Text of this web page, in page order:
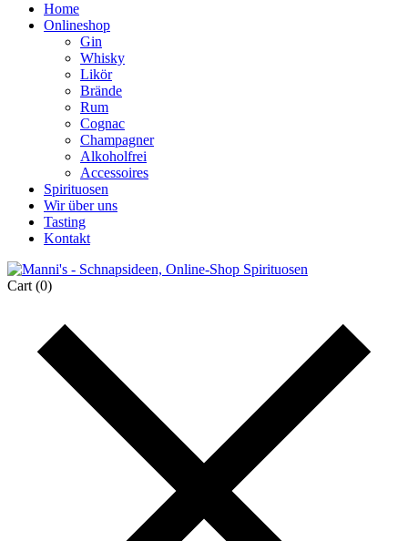
Home
Onlineshop
Gin
Whisky
Likör
Brände
Rum
Cognac
Champagner
Alkoholfrei
Accessoires
Spirituosen
Wir über uns
Tasting
Kontakt
Cart (0)